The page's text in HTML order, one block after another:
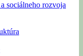
sociálneho rozvoja